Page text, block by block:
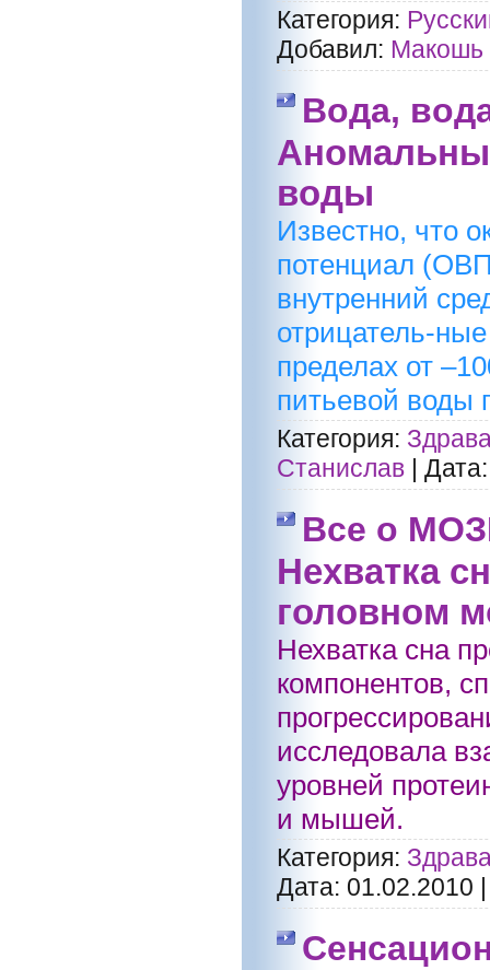
Категория:
Добавил: Макошь
Вода,
воды
Известно, что
потенциал
внутренний
отрицатель-
пределах от
питьевой воды
Категория:
Станислав
Дата:
Все о
Нехватка
головном
Нехватка сна
компонентов,
исследовала
уровней
и мышей.
Категория:
Дата: 01.02.2010